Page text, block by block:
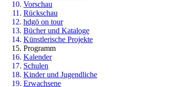
Vorschau
Rückschau
hdgö on tour
Bücher und Kataloge
Künstlerische Projekte
Programm
Kalender
Schulen
Kinder und Jugendliche
Erwachsene